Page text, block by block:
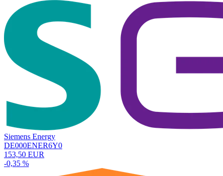
Siemens Energy
DE000ENER6Y0
153,50 EUR
-0,35 %